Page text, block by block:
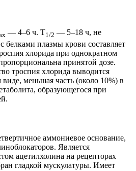
— 4–6 ч. T1/2 — 5–18 ч, не
белками плазмы крови составляет
хлорида при однократном
принятой дозе.
троспия хлорида выводится
меньшая часть (около 10%) в
образующегося при
аммониевое основание,
Является
ацетилхолина на рецепторах
гладкой мускулатуры. Имеет